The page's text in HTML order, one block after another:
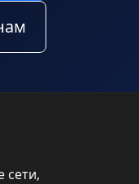
сети,